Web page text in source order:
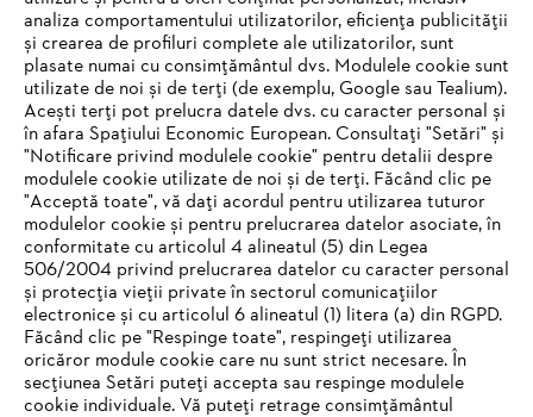
STIHL Romania
Informaţii Utile
IHR BROWSER WIRD NICHT
UNTERSTÜTZT
analiza comportamentului utilizatorilor, eficiența publicității
și crearea de profiluri complete ale utilizatorilor, sunt
plasate numai cu consimțământul dvs. Modulele cookie sunt
utilizate de noi și de terți (de exemplu, Google sau Tealium).
Acești terți pot prelucra datele dvs. cu caracter personal și
în afara Spațiului Economic European. Consultați "Setări" și
"Notificare privind modulele cookie" pentru detalii despre
modulele cookie utilizate de noi și de terți. Făcând clic pe
"Acceptă toate", vă dați acordul pentru utilizarea tuturor
modulelor cookie și pentru prelucrarea datelor asociate, în
conformitate cu articolul 4 alineatul (5) din Legea
506/2004 privind prelucrarea datelor cu caracter personal
și protecția vieții private în sectorul comunicațiilor
electronice și cu articolul 6 alineatul (1) litera (a) din RGPD.
Făcând clic pe "Respinge toate", respingeți utilizarea
oricăror module cookie care nu sunt strict necesare. În
secțiunea Setări puteți accepta sau respinge modulele
cookie individuale. Vă puteți retrage consimțământul